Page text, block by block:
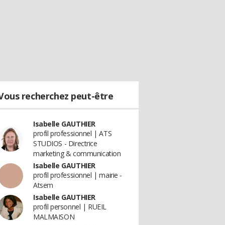
recherchez peut-être
Isabelle GAUTHIER
profil professionnel | ATS
STUDIOS - Directrice
marketing & communication
Isabelle GAUTHIER
profil professionnel | mairie -
Atsem
Isabelle GAUTHIER
profil personnel | RUEIL
MALMAISON